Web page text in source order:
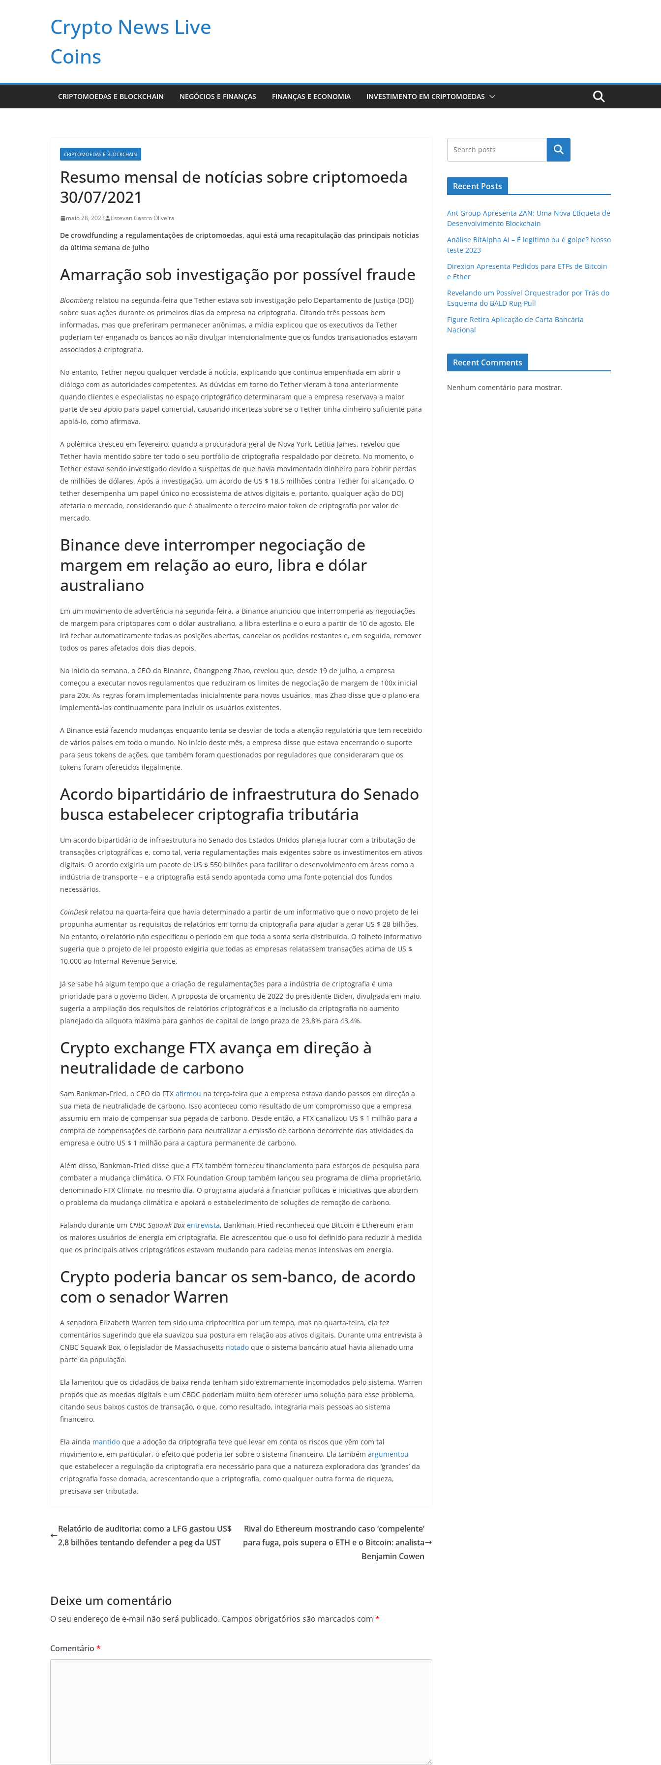
Crypto News Live
Coins
CRIPTOMOEDAS E BLOCKCHAIN NEGÓCIOS E FINANÇAS FINANÇAS E ECONOMIA INVESTIMENTO EM CRIPTOMOEDAS
CRIPTOMOEDAS E BLOCKCHAIN
Resumo mensal de notícias sobre criptomoeda
30/07/2021
maio 28, 2023 Estevan Castro Oliveira
De crowdfunding a regulamentações de criptomoedas, aqui está uma recapitulação das principais notícias
da última semana de julho
Amarração sob investigação por possível fraude
Bloombergrelatou na segunda-feira que Tether estava sob investigação pelo Departamento de Justiça (DOJ)
sobre suas ações durante os primeiros dias da empresa na criptografia. Citando três pessoas bem
informadas, mas que preferiram permanecer anônimas, a mídia explicou que os executivos da Tether
poderiam ter enganado os bancos ao não divulgar intencionalmente que os fundos transacionados estavam
associados à criptografia.
No entanto, Tether negou qualquer verdade à notícia, explicando que continua empenhada em abrir o
diálogo com as autoridades competentes. As dúvidas em torno do Tether vieram à tona anteriormente
quando clientes e especialistas no espaço criptográfico determinaram que a empresa reservava a maior
parte de seu apoio para papel comercial, causando incerteza sobre se o Tether tinha dinheiro suficiente para
apoiá-lo, como afirmava.
A polêmica cresceu em fevereiro, quando a procuradora-geral de Nova York, Letitia James, revelou que
Tether havia mentido sobre ter todo o seu portfólio de criptografia respaldado por decreto. No momento, o
Tether estava sendo investigado devido a suspeitas de que havia movimentado dinheiro para cobrir perdas
de milhões de dólares. Após a investigação, um acordo de US $ 18,5 milhões contra Tether foi alcançado. O
tether desempenha um papel único no ecossistema de ativos digitais e, portanto, qualquer ação do DOJ
afetaria o mercado, considerando que é atualmente o terceiro maior token de criptografia por valor de
mercado.
Binance deve interromper negociação de
margem em relação ao euro, libra e dólar
australiano
Em um movimento de advertência na segunda-feira, a Binance anunciou que interromperia as negociações
de margem para criptopares com o dólar australiano, a libra esterlina e o euro a partir de 10 de agosto. Ele
irá fechar automaticamente todas as posições abertas, cancelar os pedidos restantes e, em seguida, remover
todos os pares afetados dois dias depois.
No início da semana, o CEO da Binance, Changpeng Zhao, revelou que, desde 19 de julho, a empresa
começou a executar novos regulamentos que reduziram os limites de negociação de margem de 100x inicial
para 20x. As regras foram implementadas inicialmente para novos usuários, mas Zhao disse que o plano era
implementá-las continuamente para incluir os usuários existentes.
A Binance está fazendo mudanças enquanto tenta se desviar de toda a atenção regulatória que tem recebido
de vários países em todo o mundo. No início deste mês, a empresa disse que estava encerrando o suporte
para seus tokens de ações, que também foram questionados por reguladores que consideraram que os
tokens foram oferecidos ilegalmente.
Acordo bipartidário de infraestrutura do Senado
busca estabelecer criptografia tributária
Um acordo bipartidário de infraestrutura no Senado dos Estados Unidos planeja lucrar com a tributação de
transações criptográficas e, como tal, veria regulamentações mais exigentes sobre os investimentos em ativos
digitais. O acordo exigiria um pacote de US $ 550 bilhões para facilitar o desenvolvimento em áreas como a
indústria de transporte – e a criptografia está sendo apontada como uma fonte potencial dos fundos
necessários.
CoinDesk relatou na quarta-feira que havia determinado a partir de um informativo que o novo projeto de lei
propunha aumentar os requisitos de relatórios em torno da criptografia para ajudar a gerar US $ 28 bilhões.
No entanto, o relatório não especificou o período em que toda a soma seria distribuída. O folheto informativo
sugeria que o projeto de lei proposto exigiria que todas as empresas relatassem transações acima de US $
10.000 ao Internal Revenue Service.
Já se sabe há algum tempo que a criação de regulamentações para a indústria de criptografia é uma
prioridade para o governo Biden. A proposta de orçamento de 2022 do presidente Biden, divulgada em maio,
sugeria a ampliação dos requisitos de relatórios criptográficos e a inclusão da criptografia no aumento
planejado da alíquota máxima para ganhos de capital de longo prazo de 23,8% para 43,4%.
Crypto exchange FTX avança em direção à
neutralidade de carbono
Sam Bankman-Fried, o CEO da FTX afirmou na terça-feira que a empresa estava dando passos em direção a
sua meta de neutralidade de carbono. Isso aconteceu como resultado de um compromisso que a empresa
assumiu em maio de compensar sua pegada de carbono. Desde então, a FTX canalizou US $ 1 milhão para a
compra de compensações de carbono para neutralizar a emissão de carbono decorrente das atividades da
empresa e outro US $ 1 milhão para a captura permanente de carbono.
Além disso, Bankman-Fried disse que a FTX também forneceu financiamento para esforços de pesquisa para
combater a mudança climática. O FTX Foundation Group também lançou seu programa de clima proprietário,
denominado FTX Climate, no mesmo dia. O programa ajudará a financiar políticas e iniciativas que abordem
o problema da mudança climática e apoiará o estabelecimento de soluções de remoção de carbono.
Falando durante um CNBC Squawk Box entrevista, Bankman-Fried reconheceu que Bitcoin e Ethereum eram
os maiores usuários de energia em criptografia. Ele acrescentou que o uso foi definido para reduzir à medida
que os principais ativos criptográficos estavam mudando para cadeias menos intensivas em energia.
Crypto poderia bancar os sem-banco, de acordo
com o senador Warren
A senadora Elizabeth Warren tem sido uma criptocrítica por um tempo, mas na quarta-feira, ela fez
comentários sugerindo que ela suavizou sua postura em relação aos ativos digitais. Durante uma entrevista à
CNBC Squawk Box, o legislador de Massachusetts notado que o sistema bancário atual havia alienado uma
parte da população.
Ela lamentou que os cidadãos de baixa renda tenham sido extremamente incomodados pelo sistema. Warren
propôs que as moedas digitais e um CBDC poderiam muito bem oferecer uma solução para esse problema,
citando seus baixos custos de transação, o que, como resultado, integraria mais pessoas ao sistema
financeiro.
Ela ainda mantido que a adoção da criptografia teve que levar em conta os riscos que vêm com tal
movimento e, em particular, o efeito que poderia ter sobre o sistema financeiro. Ela também argumentou
que estabelecer a regulação da criptografia era necessário para que a natureza exploradora dos ‘grandes’ da
criptografia fosse domada, acrescentando que a criptografia, como qualquer outra forma de riqueza,
precisava ser tributada.
Relatório de auditoria: como a LFG gastou US$
2,8 bilhões tentando defender a peg da UST
Rival do Ethereum mostrando caso ‘compelente’
para fuga, pois supera o ETH e o Bitcoin: analista
Benjamin Cowen
Deixe um comentário
O seu endereço de e-mail não será publicado. Campos obrigatórios são marcados com *
Comentário *
Pesquisar
Recent Posts
Ant Group Apresenta ZAN: Uma Nova Etiqueta de
Desenvolvimento Blockchain
Análise BitAlpha AI – É legítimo ou é golpe? Nosso
teste 2023
Direxion Apresenta Pedidos para ETFs de Bitcoin
e Ether
Revelando um Possível Orquestrador por Trás do
Esquema do BALD Rug Pull
Figure Retira Aplicação de Carta Bancária
Nacional
Recent Comments
Nenhum comentário para mostrar.